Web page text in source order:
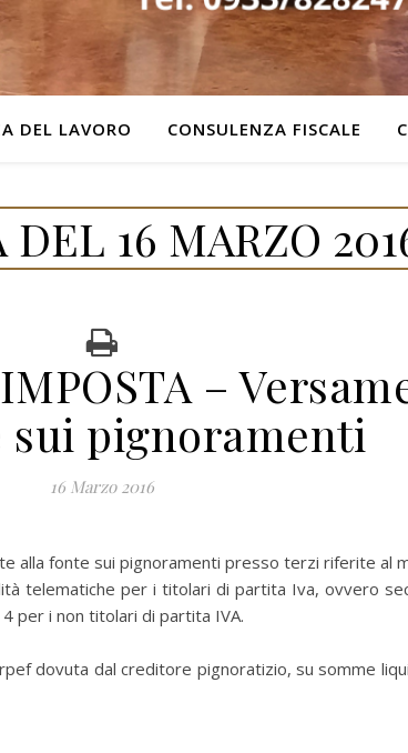
DEL LAVORO CONSULENZA FISCALE
DEL 16 MARZO
–
pignoramenti
16 Marzo 2016
alla fonte sui pignoramenti presso terzi riferite al
telematiche per i titolari di partita Iva, ovvero
per i non titolari di partita IVA.
dovuta dal creditore pignoratizio, su somme